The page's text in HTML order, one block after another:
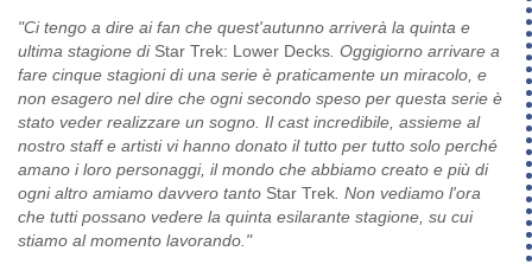
"Ci tengo a dire ai fan che quest'autunno arriverà la quinta e
ultima stagione di Star Trek: Lower Decks . Oggigiorno arrivare a
fare cinque stagioni di una serie è praticamente un miracolo, e
non esagero nel dire che ogni secondo speso per questa serie è
stato veder realizzare un sogno. Il cast incredibile, assieme al
nostro staff e artisti vi hanno donato il tutto per tutto solo perché
amano i loro personaggi, il mondo che abbiamo creato e più di
ogni altro amiamo davvero tanto Star Trek . Non vediamo l'ora
che tutti possano vedere la quinta esilarante stagione, su cui
stiamo al momento lavorando."